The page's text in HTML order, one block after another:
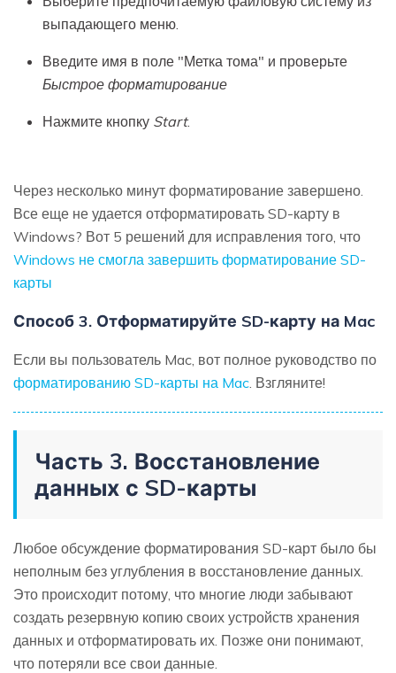
выпадающего меню.
Введите имя в поле "Метка тома" и проверьте
Быстрое форматирование
Нажмите кнопку Start.
Через несколько минут форматирование завершено.
Все еще не удается отформатировать SD-карту в
Windows? Вот 5 решений для исправления того, что
Windows не смогла завершить форматирование SD-
карты
Способ 3. Отформатируйте SD-карту на Mac
Если вы пользователь Mac, вот полное руководство по
форматированию SD-карты на Mac . Взгляните!
Часть 3. Восстановление
данных с SD-карты
Любое обсуждение форматирования SD-карт было бы
неполным без углубления в восстановление данных.
Это происходит потому, что многие люди забывают
создать резервную копию своих устройств хранения
данных и отформатировать их. Позже они понимают,
что потеряли все свои данные.